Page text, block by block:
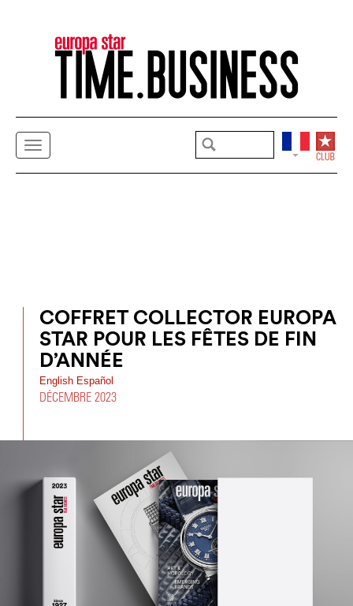
COFFRET COLLECTOR EUROPA
STAR POUR LES FÊTES DE FIN
D’ANNÉE
English Español
DÉCEMBRE 2023